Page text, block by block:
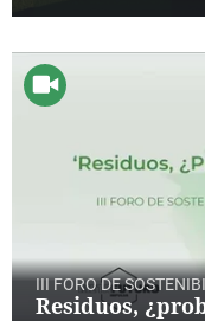
III FORO DE
Residuos,